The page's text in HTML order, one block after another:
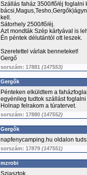
Szállás faház 3500/fő/éj foglalni
kell.
Sátorhely 2500/fő/éj.
Azt mondták Szép kártyával is
Én péntek délutántól ott leszek.
Szeretettel várlak benneteket!
Gergő
sorszám: 17881 (147553)
Gergők
Pénteken elküldtem a
egyénileg tudtok szállást
Holnap felrakom a túratervet.
sorszám: 17880 (147552)
Gergők
napfenycamping.hu oldalon
sorszám: 17879 (147551)
mzrobi
Sziasztok,